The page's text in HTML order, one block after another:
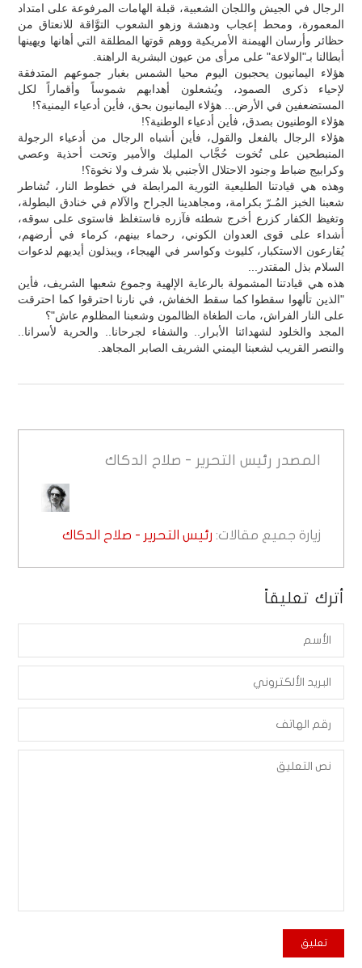
الرجال في الجيش واللجان الشعبية، قبلة الهامات المرفوعة على امتداد
المعمورة، ومحط إعجاب ودهشة وزهو الشعوب التوَّاقة للانعتاق من
حظائر وأرسان الهيمنة الأمريكية ووهم قوتها المطلقة التي أهانها ويهينها
أبطالنا بـ"الولاعة" على مرأى من عيون البشرية الراهنة.
هؤلاء اليمانيون يحجبون اليوم محيا الشمس بغبار جموعهم المتدفقة
لإحياء ذكرى الصمود، ويُشعلون أهدابهم شموساً وأقماراً لكل
المستضعفين في الأرض... هؤلاء اليمانيون بحق، فأين أدعياء اليمنية؟!
هؤلاء الوطنيون بصدق، فأين أدعياء الوطنية؟!
هؤلاء الرجال بالفعل والقول، فأين أشباه الرجال من أدعياء الرجولة
المنبطحين على تُخوت حُجَّاب المليك والأمير وتحت أحذية وعصي
وكرابيج ضباط وجنود الاحتلال الأجنبي بلا شرف ولا نخوة؟!
وهذه هي قيادتنا الطليعية الثورية المرابطة في خطوط النار، تُشاطر
شعبنا الخبز المُـرّ بكرامة، ومجاهدينا الجراح والآلام في خنادق البطولة،
وتغيظ الكفار كزرع أخرج شطئه فآزره فاستغلظ فاستوى على سوقه،
أشداء على قوى العدوان الكوني، رحماء بينهم، كرماء في أرضهم،
يُقارعون الاستكبار، كليوث وكواسر في الهيجاء، ويبذلون أيديهم لدعوات
السلام بذل المقتدر...
هذه هي قيادتنا المشمولة بالرعاية الإلهية وجموع شعبها الشريف، فأين
"الذين تألهوا سقطوا كما سقط الخفاش، في نارنا احترقوا كما احترقت
على النار الفراش، مات الطغاة الظالمون وشعبنا المظلوم عاش"؟
المجد والخلود لشهدائنا الأبرار.. والشفاء لجرحانا.. والحرية لأسرانا..
والنصر القريب لشعبنا اليمني الشريف الصابر المجاهد.
المصدر رئيس التحرير - صلاح الدكاك
زيارة جميع مقالات: رئيس التحرير - صلاح الدكاك
أترك تعليقاً